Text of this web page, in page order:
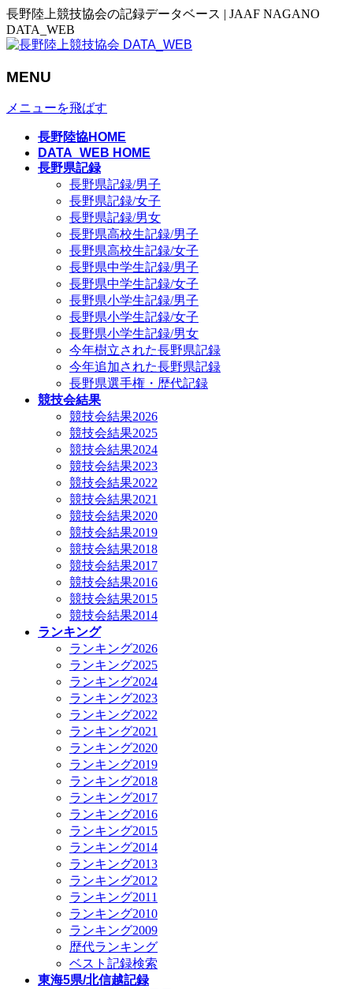
長野陸上競技協会の記録データベース | JAAF NAGANO
DATA_WEB
MENU
メニューを飛ばす
長野陸協HOME
DATA_WEB HOME
長野県記録
長野県記録/男子
長野県記録/女子
長野県記録/男女
長野県高校生記録/男子
長野県高校生記録/女子
長野県中学生記録/男子
長野県中学生記録/女子
長野県小学生記録/男子
長野県小学生記録/女子
長野県小学生記録/男女
今年樹立された長野県記録
今年追加された長野県記録
長野県選手権・歴代記録
競技会結果
競技会結果2026
競技会結果2025
競技会結果2024
競技会結果2023
競技会結果2022
競技会結果2021
競技会結果2020
競技会結果2019
競技会結果2018
競技会結果2017
競技会結果2016
競技会結果2015
競技会結果2014
ランキング
ランキング2026
ランキング2025
ランキング2024
ランキング2023
ランキング2022
ランキング2021
ランキング2020
ランキング2019
ランキング2018
ランキング2017
ランキング2016
ランキング2015
ランキング2014
ランキング2013
ランキング2012
ランキング2011
ランキング2010
ランキング2009
歴代ランキング
ベスト記録検索
東海5県/北信越記録